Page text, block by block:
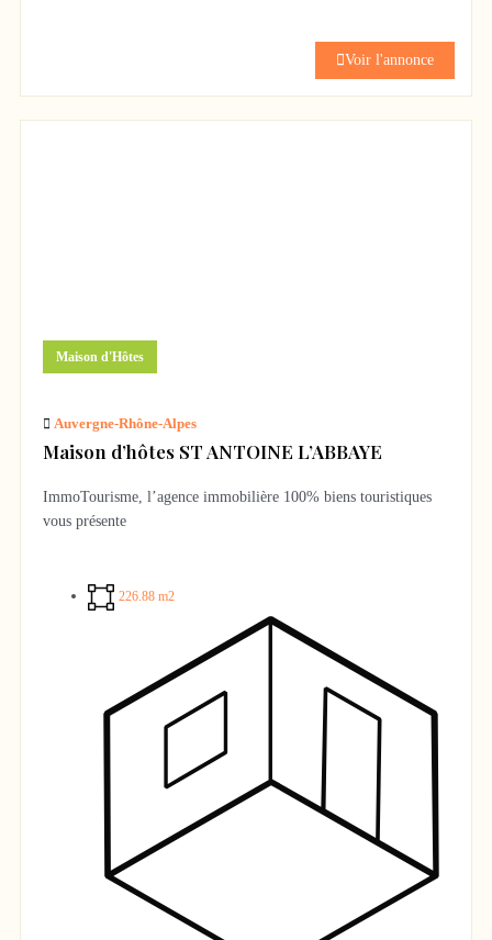
Voir l'annonce
Maison d'Hôtes
Auvergne-Rhône-Alpes
Maison d’hôtes ST ANTOINE L’ABBAYE
ImmoTourisme, l’agence immobilière 100% biens touristiques
vous présente
au cœur d’un village d’exception
Au cœur de Saint-Antoine-l’Abbaye, élu Village Préféré des
Français 2025, découvrez cette demeure de caractère du XVIᵉ
siècle exploitée en maison d’hôtes, bénéficiant d’une excellente
notoriété. Une opportunité unique pour reprendre une activité
touristique immédiatement opérationnelle dans un village
emblématique d’Auvergne-Rhône-Alpes.
PRÉSENTATION DU BIEN
Cette élégante demeure du XVIᵉ siècle allie authenticité, charme
et fonctionnalité avec une organisation permettant de distinguer
clairement les espaces dédiés à l’accueil touristique et la partie
226.88 m2